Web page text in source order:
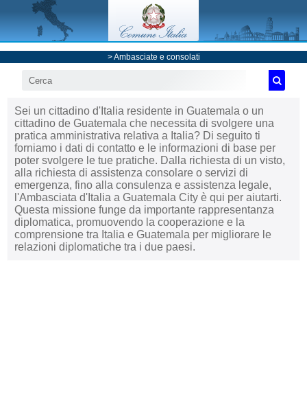
>Ambasciate e consolati
Sei un cittadino d'Italia residente in Guatemala o un
cittadino de Guatemala che necessita di svolgere una
pratica amministrativa relativa a Italia? Di seguito ti
forniamo i dati di contatto e le informazioni di base per
poter svolgere le tue pratiche. Dalla richiesta di un visto,
alla richiesta di assistenza consolare o servizi di
emergenza, fino alla consulenza e assistenza legale,
l'Ambasciata d'Italia a Guatemala City è qui per aiutarti.
Questa missione funge da importante rappresentanza
diplomatica, promuovendo la cooperazione e la
comprensione tra Italia e Guatemala per migliorare le
relazioni diplomatiche tra i due paesi.